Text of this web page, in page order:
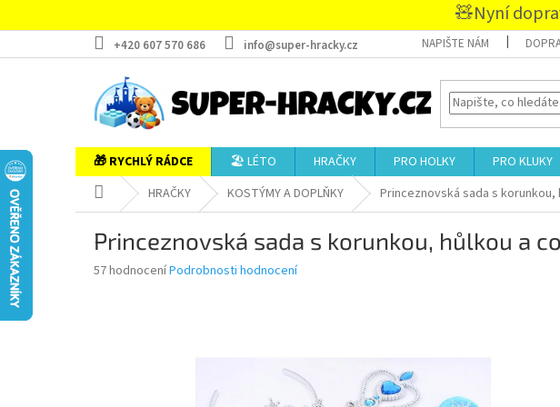
🧸Nyní
+420 607 570 686 info@super-hracky.cz NAPIŠTE NÁM
🎁 RYCHLÝ RÁDCE 🏖️ LÉTO HRAČKY PRO HOLKY PRO KLUKY
Domů HRAČKY KOSTÝMY A DOPLŇKY Princeznovská sada s korunkou,
Princeznovská sada s korunkou, hůlkou a
Průměrné
57 hodnoceníPodrobnosti hodnocení